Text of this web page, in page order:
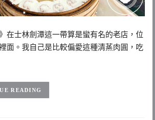
在士林劍潭這一帶算是蠻有名的老店，位
面。我自己是比較偏愛這種清蒸肉圓，吃
READING